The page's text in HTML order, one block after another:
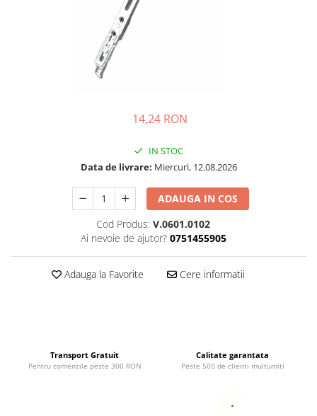
14,24 RON
IN STOC
Data de livrare: Miercuri, 12.08.2026
ADAUGA IN COS
Cod Produs: V.0601.0102
Ai nevoie de ajutor? 0751455905
Adauga la Favorite Cere informatii
Transport Gratuit
Pentru comenzile peste 300 RON
Calitate garantata
Peste 500 de clienti multumiti